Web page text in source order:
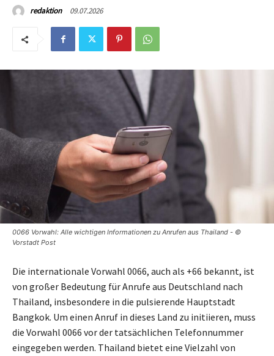
redaktion 09.07.2026
0066 Vorwahl: Alle wichtigen Informationen zu Anrufen aus Thailand - ©
Vorstadt Post
Die internationale Vorwahl 0066, auch als +66 bekannt, ist
von großer Bedeutung für Anrufe aus Deutschland nach
Thailand, insbesondere in die pulsierende Hauptstadt
Bangkok. Um einen Anruf in dieses Land zu initiieren, muss
die Vorwahl 0066 vor der tatsächlichen Telefonnummer
eingegeben werden. Thailand bietet eine Vielzahl von